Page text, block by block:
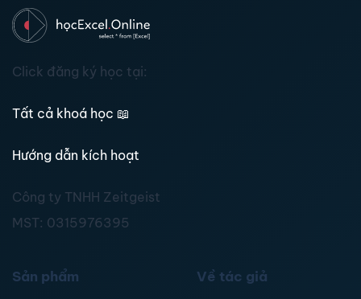
Click đăng ký học tại:
Tất cả khoá học 📖
Hướng dẫn kích hoạt
Công ty TNHH Zeitgeist
MST: 0315976395
Sản phẩm Về tác giả